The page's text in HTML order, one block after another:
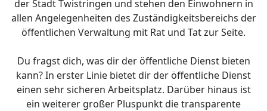
der Stadt Twistringen und stehen den Einwohnern in
allen Angelegenheiten des Zuständigkeitsbereichs der
öffentlichen Verwaltung mit Rat und Tat zur Seite.
Du fragst dich, was dir der öffentliche Dienst bieten
kann? In erster Linie bietet dir der öffentliche Dienst
einen sehr sicheren Arbeitsplatz. Darüber hinaus ist
ein weiterer großer Pluspunkt die transparente